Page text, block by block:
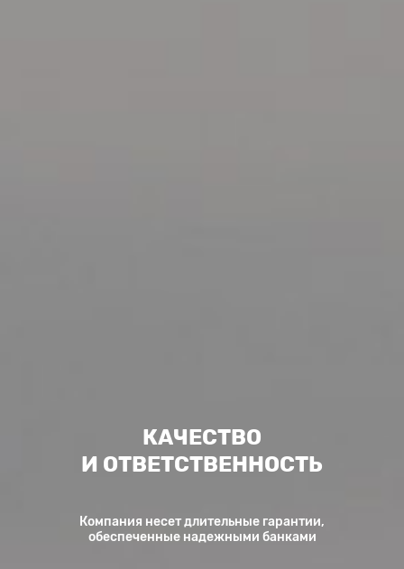
КАЧЕСТВО
И ОТВЕТСТВЕННОСТЬ
Компания несет длительные гарантии,
обеспеченные надежными банками